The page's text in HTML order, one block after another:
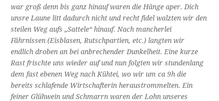
war groß denn bis ganz hinauf waren die Hänge aper. Dich
unsre Laune litt dadurch nicht und recht fidel walzten wir den
steilen Weg aufs „Sattele“ hinauf. Nach mancherlei
Fährnissen (Eisblasen, Rutschpartien, etc.) langten wir
endlich droben an bei anbrechender Dunkelheit. Eine kurze
Rast frischte uns wieder auf und nun folgten wir stundenlang
dem fast ebenen Weg nach Kühtei, wo wir um ca 9h die
bereits schlafende Wirtschafterin heraustrommelten. Ein
feiner Glühwein und Schmarrn waren der Lohn unseres